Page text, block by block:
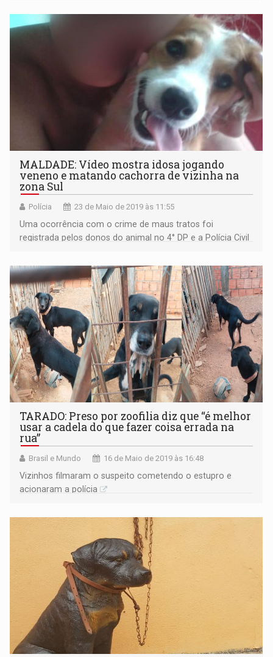
MALDADE: Vídeo mostra idosa jogando
veneno e matando cachorra de vizinha na
zona Sul
Polícia 23 de Maio de 2019 às 11:55
Uma ocorrência com o crime de maus tratos foi
registrada pelos donos do animal no 4° DP e a Polícia Civil
TARADO: Preso por zoofilia diz que “é melhor
usar a cadela do que fazer coisa errada na
rua”
Brasil e Mundo 16 de Maio de 2019 às 16:48
Vizinhos filmaram o suspeito cometendo o estupro e
acionaram a polícia